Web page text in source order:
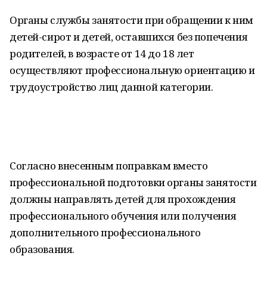
Органы службы занятости при обращении к ним
детей-сирот и детей, оставшихся без попечения
родителей, в возрасте от 14 до 18 лет
осуществляют профессиональную ориентацию и
трудоустройство лиц данной категории.
Согласно внесенным поправкам вместо
профессиональной подготовки органы занятости
должны направлять детей для прохождения
профессионального обучения или получения
дополнительного профессионального
образования.